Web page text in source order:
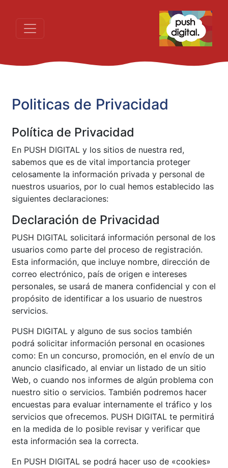
Politicas de Privacidad
Política de Privacidad
En PUSH DIGITAL y los sitios de nuestra red,
sabemos que es de vital importancia proteger
celosamente la información privada y personal de
nuestros usuarios, por lo cual hemos establecido las
siguientes declaraciones:
Declaración de Privacidad
PUSH DIGITAL solicitará información personal de los
usuarios como parte del proceso de registración.
Esta información, que incluye nombre, dirección de
correo electrónico, país de origen e intereses
personales, se usará de manera confidencial y con el
propósito de identificar a los usuario de nuestros
servicios.
PUSH DIGITAL y alguno de sus socios también
podrá solicitar información personal en ocasiones
como: En un concurso, promoción, en el envío de un
anuncio clasificado, al enviar un listado de un sitio
Web, o cuando nos informes de algún problema con
nuestro sitio o servicios. También podremos hacer
encuestas para evaluar internamente el tráfico y los
servicios que ofrecemos. PUSH DIGITAL te permitirá
en la medida de lo posible revisar y verificar que
esta información sea la correcta.
En PUSH DIGITAL se podrá hacer uso de «cookies»